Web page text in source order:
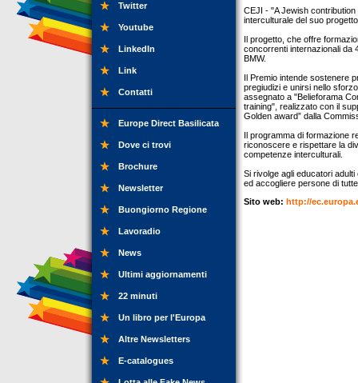
Twitter
Youtube
LinkedIn
Link
Contatti
Europe Direct Basilicata
Dove ci trovi
Brochure
Newsletter
Buongiorno Regione
Lavoradio
News
Ultimi aggiornamenti
22 minuti
Un libro per l'Europa
Altre Newsletters
E-catalogues
CEJI - "A Jewish
interculturale del suo
Il progetto, che offre
concorrenti internazionali da
BMW.
Il Premio intende sostenere
pregiudizi e unirsi nello
assegnato a "Belieforama
training", realizzato con il
Golden award” dalla
Il programma di formazione
riconoscere e rispettare la
competenze interculturali.
Si rivolge agli educatori
ed accogliere persone di
Sito web: http://